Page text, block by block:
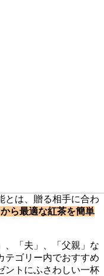
とは、贈る相手に合わ
ら最適な紅茶を簡単
、「夫」、「父親」な
テゴリー内でおすすめ
ントにふさわしい一杯